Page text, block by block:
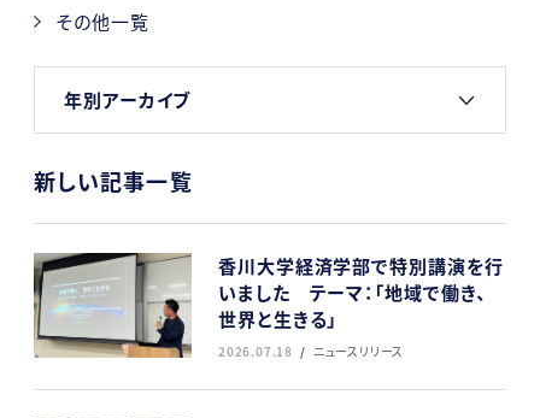
その他一覧
年別アーカイブ
新しい記事一覧
香川大学経済学部で特別講演を行
いました テーマ：「地域で働き、
世界と生きる」
2026.07.18 ニュースリリース